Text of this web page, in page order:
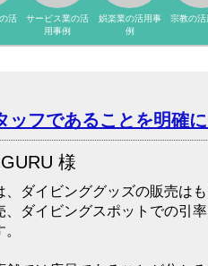
活
サービス業の活
用事例
娯楽業の活用事
例
宗教の活
ッフであることを明確
様
、ダイビンググッズの販売は
、ダイビングスポットでの引